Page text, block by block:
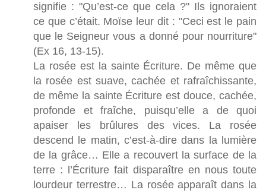
signifie : "Qu’est-ce que cela ?" Ils ignoraient
ce que c’était. Moïse leur dit : "Ceci est le pain
que le Seigneur vous a donné pour nourriture"
(Ex 16, 13-15).
La rosée est la sainte Écriture. De même que
la rosée est suave, cachée et rafraîchissante,
de même la sainte Écriture est douce, cachée,
profonde et fraîche, puisqu’elle a de quoi
apaiser les brûlures des vices. La rosée
descend le matin, c’est-à-dire dans la lumière
de la grâce… Elle a recouvert la surface de la
terre : l’Écriture fait disparaître en nous toute
lourdeur terrestre… La rosée apparaît dans la